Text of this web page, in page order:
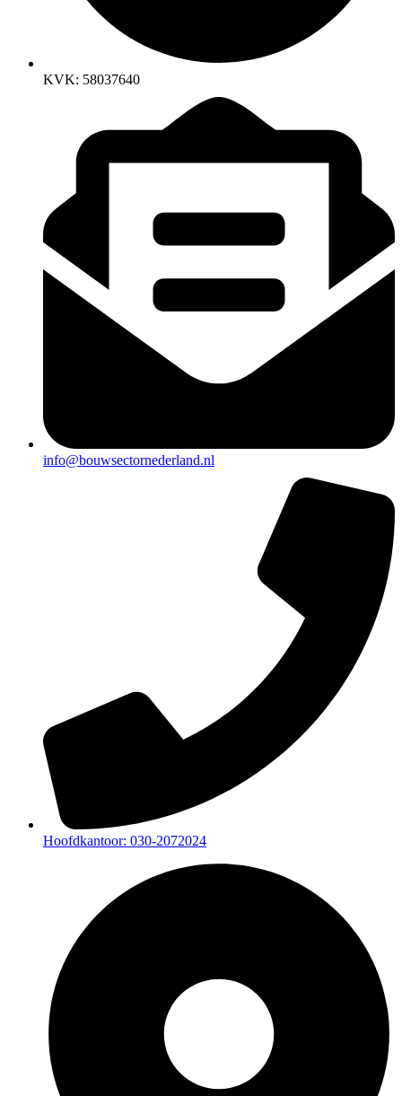
KVK: 58037640
info@bouwsectornederland.nl
Hoofdkantoor: 030-2072024